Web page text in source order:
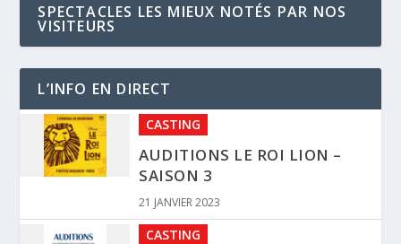
SPECTACLES LES MIEUX NOTÉS PAR NOS
VISITEURS
L’INFO EN DIRECT
CASTING
AUDITIONS LE ROI LION –
SAISON 3
21 JANVIER 2023
CASTING